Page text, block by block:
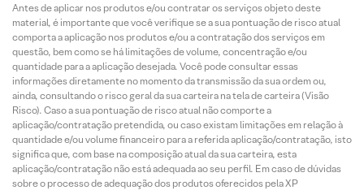
Antes de aplicar nos produtos e/ou contratar os serviços objeto deste
material, é importante que você verifique se a sua pontuação de risco atual
comporta a aplicação nos produtos e/ou a contratação dos serviços em
questão, bem como se há limitações de volume, concentração e/ou
quantidade para a aplicação desejada. Você pode consultar essas
informações diretamente no momento da transmissão da sua ordem ou,
ainda, consultando o risco geral da sua carteira na tela de carteira (Visão
Risco). Caso a sua pontuação de risco atual não comporte a
aplicação/contratação pretendida, ou caso existam limitações em relação à
quantidade e/ou volume financeiro para a referida aplicação/contratação, isto
significa que, com base na composição atual da sua carteira, esta
aplicação/contratação não está adequada ao seu perfil. Em caso de dúvidas
sobre o processo de adequação dos produtos oferecidos pela XP